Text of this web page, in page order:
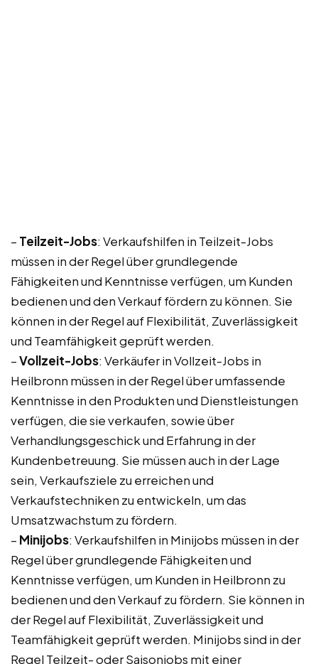
– Teilzeit-Jobs: Verkaufshilfen in Teilzeit-Jobs
müssen in der Regel über grundlegende
Fähigkeiten und Kenntnisse verfügen, um Kunden
bedienen und den Verkauf fördern zu können. Sie
können in der Regel auf Flexibilität, Zuverlässigkeit
und Teamfähigkeit geprüft werden.
–Vollzeit-Jobs: Verkäufer in Vollzeit-Jobs in
Heilbronn müssen in der Regel über umfassende
Kenntnisse in den Produkten und Dienstleistungen
verfügen, die sie verkaufen, sowie über
Verhandlungsgeschick und Erfahrung in der
Kundenbetreuung. Sie müssen auch in der Lage
sein, Verkaufsziele zu erreichen und
Verkaufstechniken zu entwickeln, um das
Umsatzwachstum zu fördern.
– Minijobs: Verkaufshilfen in Minijobs müssen in der
Regel über grundlegende Fähigkeiten und
Kenntnisse verfügen, um Kunden in Heilbronn zu
bedienen und den Verkauf zu fördern. Sie können in
der Regel auf Flexibilität, Zuverlässigkeit und
Teamfähigkeit geprüft werden. Minijobs sind in der
Regel Teilzeit- oder Saisonjobs mit einer